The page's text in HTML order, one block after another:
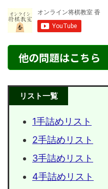
他の問題はこちら
リスト一覧
1手詰めリスト
2手詰めリスト
3手詰めリスト
4手詰めリスト